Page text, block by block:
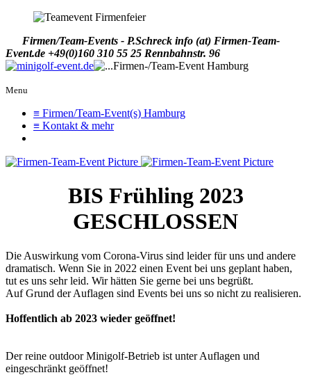
Firmen/Team-Events - P.Schreck info (at) Firmen-Team-
Event.de +49(0)160 310 55 25 Rennbahnstr. 96
Menu
≡ Firmen/Team-Event(s) Hamburg
≡ Kontakt & mehr
BIS Frühling 2023
GESCHLOSSEN
Die Auswirkung vom Corona-Virus sind leider für uns und andere
dramatisch. Wenn Sie in 2022 einen Event bei uns geplant haben,
tut es uns sehr leid. Wir hätten Sie gerne bei uns begrüßt.
Auf Grund der Auflagen sind Events bei uns so nicht zu realisieren.
Hoffentlich ab 2023 wieder geöffnet!
Der reine outdoor Minigolf-Betrieb ist unter Auflagen und
eingeschränkt geöffnet!